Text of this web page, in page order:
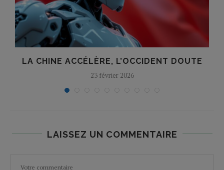
LA CHINE ACCÉLÈRE, L’OCCIDENT DOUTE
23 février 2026
LAISSEZ UN COMMENTAIRE